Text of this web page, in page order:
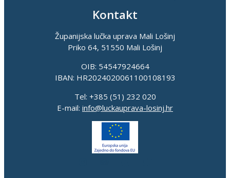
Kontakt
Županijska lučka uprava Mali Lošinj
Priko 64, 51550 Mali Lošinj
OIB: 54547924664
IBAN: HR2024020061100108193
Tel: +385 (51) 232 020
E-mail: info@luckauprava-losinj.hr